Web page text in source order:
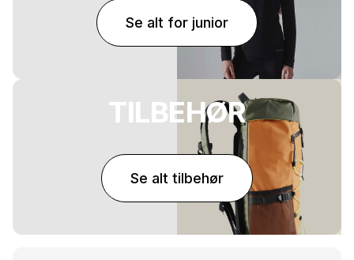
Se alt for junior
TILBEHØR
Se alt tilbehør